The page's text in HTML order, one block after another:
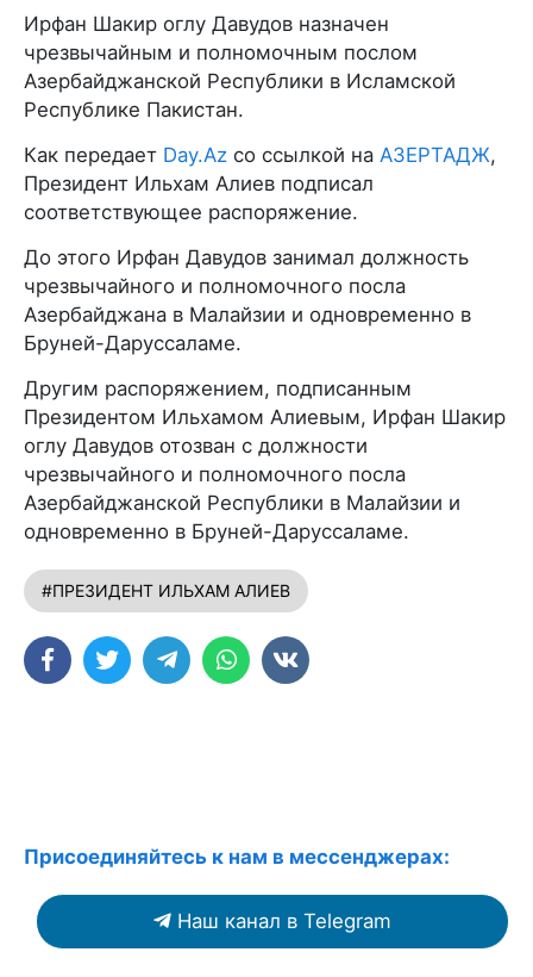
Ирфан Шакир оглу Давудов назначен
чрезвычайным и полномочным послом
Азербайджанской Республики в Исламской
Республике Пакистан.
Как передает Day.Az со ссылкой на АЗЕРТАДЖ,
Президент Ильхам Алиев подписал
соответствующее распоряжение.
До этого Ирфан Давудов занимал должность
чрезвычайного и полномочного посла
Азербайджана в Малайзии и одновременно в
Бруней-Даруссаламе.
Другим распоряжением, подписанным
Президентом Ильхамом Алиевым, Ирфан Шакир
оглу Давудов отозван с должности
чрезвычайного и полномочного посла
Азербайджанской Республики в Малайзии и
одновременно в Бруней-Даруссаламе.
#ПРЕЗИДЕНТ ИЛЬХАМ АЛИЕВ
Присоединяйтесь к нам в мессенджерах:
Наш канал в Telegram